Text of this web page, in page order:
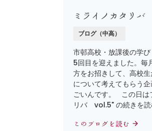
ミライノカタリ
ブログ（中高）
市邨高校・放課後の学
5回目を迎えました。毎
方をお招きして、高校
について考えてもらう
ごいんです。 この日は
リバ vol.5" の続きを
このブログを読む